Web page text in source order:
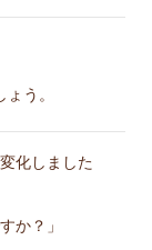
う。
化しました
か？」